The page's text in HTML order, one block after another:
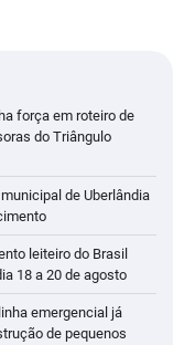
força em roteiro de
do Triângulo
de Uberlândia
leiteiro do Brasil
18 a 20 de agosto
emergencial já
de pequenos